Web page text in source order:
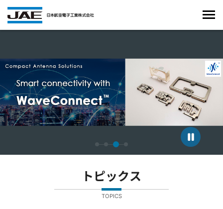
トピックス
TOPICS